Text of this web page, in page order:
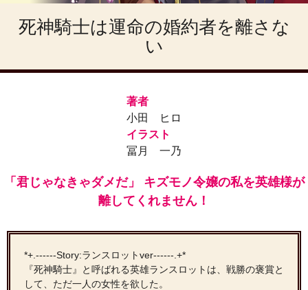
死神騎士は運命の婚約者を離さな
い
著者
小田 ヒロ
イラスト
冨月 一乃
「君じゃなきゃダメだ」 キズモノ令嬢の私を英雄様が
離してくれません！
*+.------Story:ランスロットver------.+*
『死神騎士』と呼ばれる英雄ランスロットは、戦勝の褒賞と
して、ただ一人の女性を欲した。